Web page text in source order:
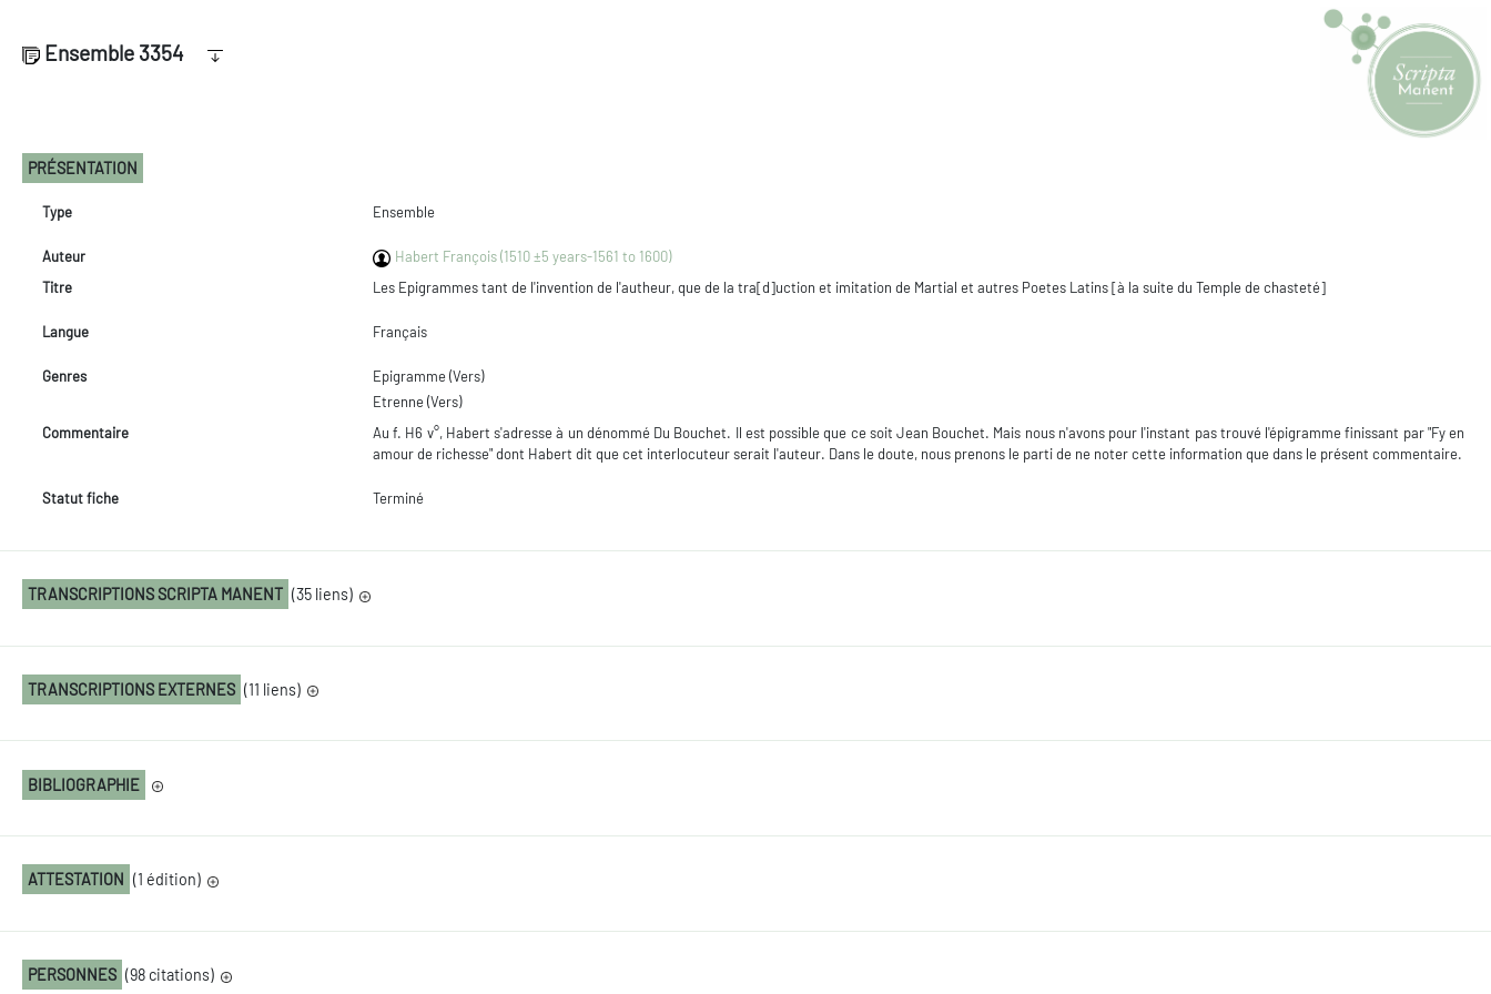
Ensemble 3354
PRÉSENTATION
Type Ensemble
Auteur
Habert François (1510 ±5 years-1561 to 1600)
Titre
Les Epigrammes tant de l'invention de l'autheur, que de la tra[d]uction et imitation de Martial et autres Poetes Latins [à la suite du Temple de chasteté]
Langue Français
Genres
Epigramme (Vers)
Etrenne (Vers)
Commentaire
Au f. H6 v°, Habert s'adresse à un dénommé Du Bouchet. Il est possible que ce soit Jean Bouchet. Mais nous n'avons pour l'instant pas trouvé l'épigramme finissant par "Fy en
amour de richesse" dont Habert dit que cet interlocuteur serait l'auteur. Dans le doute, nous prenons le parti de ne noter cette information que dans le présent commentaire.
Statut fiche Terminé
TRANSCRIPTIONS SCRIPTA MANENT (35 liens)
TRANSCRIPTIONS EXTERNES (11 liens)
BIBLIOGRAPHIE
ATTESTATION (1 édition)
PERSONNES (98 citations)